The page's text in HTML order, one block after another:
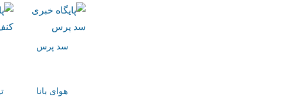
سد پرس
هوای بانا